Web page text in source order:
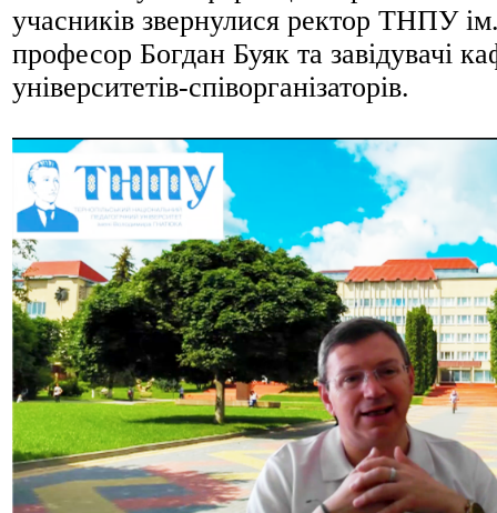
учасників звернулися ректор ТНПУ
професор Богдан Буяк та завідувачі
університетів-співорганізаторів.